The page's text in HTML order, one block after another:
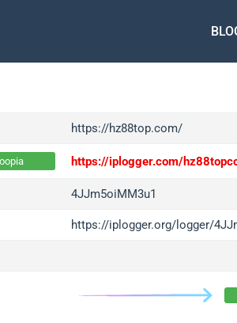
https://hz88top.com/
https://iplogger.com/
4JJm5oiMM3u1
https://iplogger.org/logger/